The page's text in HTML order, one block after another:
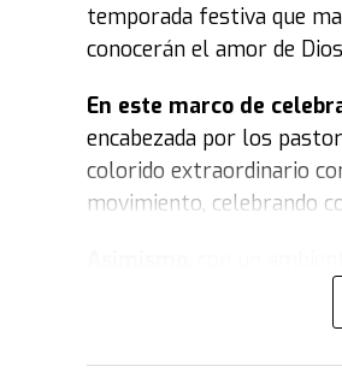
temporada festiva que
conocerán el amor de
En este marco de
encabezada por los
colorido extraordinario
movimiento, celebrando
jornada especial.
importancia de Invasión
muñecos gigantes